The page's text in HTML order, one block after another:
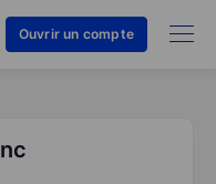
Ouvrir un compte